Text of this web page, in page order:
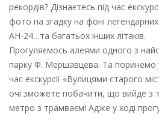
рекордів? Дізнаєтесь під час
фото на згадку на фоні
АН-24…та багатьох інших літаків.
Прогуляємось алеями одного з
парку Ф. Мершавцева. Та поринемо
час екскурсії «Вулицями старого
очі зможете побачити, що вийде з
метро з трамваєм! Адже у ході